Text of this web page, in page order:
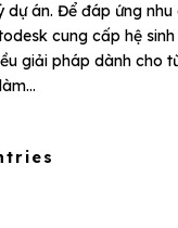
dự án. Để đáp ứng nhu
cung cấp hệ
giải pháp dành cho